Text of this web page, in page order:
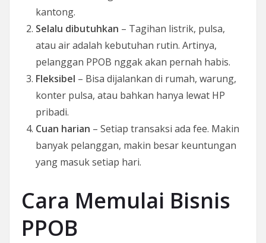
kantong.
Selalu dibutuhkan – Tagihan listrik, pulsa,
atau air adalah kebutuhan rutin. Artinya,
pelanggan PPOB nggak akan pernah habis.
Fleksibel – Bisa dijalankan di rumah, warung,
konter pulsa, atau bahkan hanya lewat HP
pribadi.
Cuan harian – Setiap transaksi ada fee. Makin
banyak pelanggan, makin besar keuntungan
yang masuk setiap hari.
Cara Memulai Bisnis
PPOB